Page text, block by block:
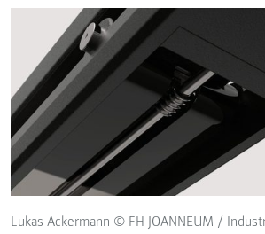
Lukas Ackermann © FH JOANNEUM /